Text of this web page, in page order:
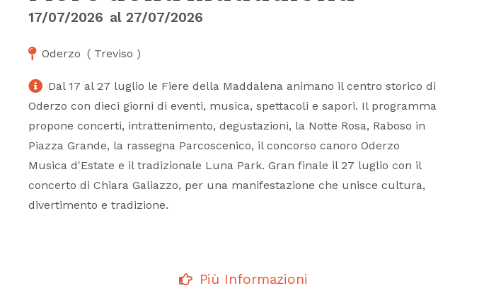
17/07/2026 al 27/07/2026
Oderzo ( Treviso )
Dal 17 al 27 luglio le Fiere della Maddalena animano il centro storico di
Oderzo con dieci giorni di eventi, musica, spettacoli e sapori. Il programma
propone concerti, intrattenimento, degustazioni, la Notte Rosa, Raboso in
Piazza Grande, la rassegna Parcoscenico, il concorso canoro Oderzo
Musica d'Estate e il tradizionale Luna Park. Gran finale il 27 luglio con il
concerto di Chiara Galiazzo, per una manifestazione che unisce cultura,
divertimento e tradizione.
Più Informazioni